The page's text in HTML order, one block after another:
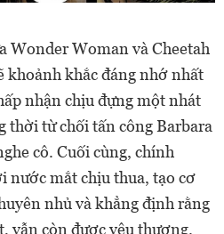
Wonder Woman và Cheetah
khắc đáng nhớ nhất
nhận chịu đựng một nhát
thời từ chối tấn công Barbara
cô. Cuối cùng, chính
nước mắt chịu thua, tạo cơ
nhủ và khẳng định rằng
vẫn còn được yêu thương.